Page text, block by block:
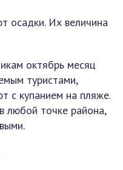
осадки. Их величина
октябрь месяц
туристами,
с купанием на пляже.
любой точке района,